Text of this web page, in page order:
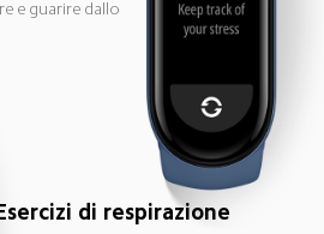
e guarire dallo
di respirazione